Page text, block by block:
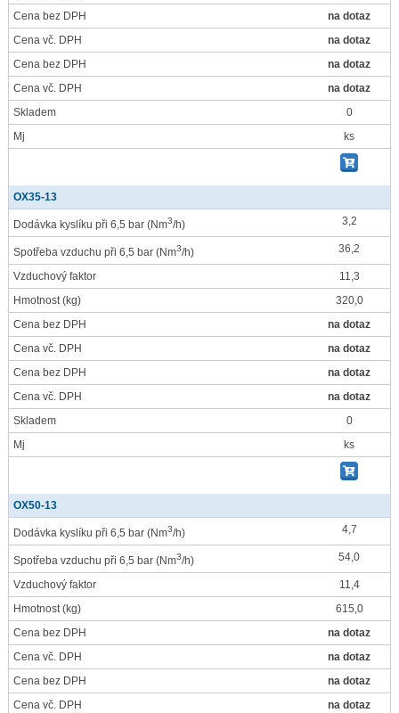
Cena bez DPH
na dotaz
Cena vč. DPH
na dotaz
Cena bez DPH
na dotaz
Cena vč. DPH
na dotaz
Skladem
0
Mj
ks
OX35-13
Dodávka kyslíku při 6,5 bar (Nm3/h) 3,2
Spotřeba vzduchu při 6,5 bar (Nm3/h) 36,2
Vzduchový faktor
11,3
Hmotnost(kg)
320,0
Cena bez DPH
na dotaz
Cena vč. DPH
na dotaz
Cena bez DPH
na dotaz
Cena vč. DPH
na dotaz
Skladem
0
Mj
ks
OX50-13
Dodávka kyslíku při 6,5 bar (Nm3/h) 4,7
Spotřeba vzduchu při 6,5 bar (Nm3/h) 54,0
Vzduchový faktor
11,4
Hmotnost(kg)
615,0
Cena bez DPH
na dotaz
Cena vč. DPH
na dotaz
Cena bez DPH
na dotaz
Cena vč. DPH
na dotaz